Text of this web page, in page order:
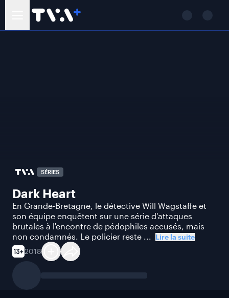
SÉRIES
Dark Heart
En Grande-Bretagne, le détective Will Wagstaffe et
son équipe enquêtent sur une série d'attaques
brutales à l'encontre de pédophiles accusés, mais
non condamnés. Le policier reste ... Lire la suite
2018